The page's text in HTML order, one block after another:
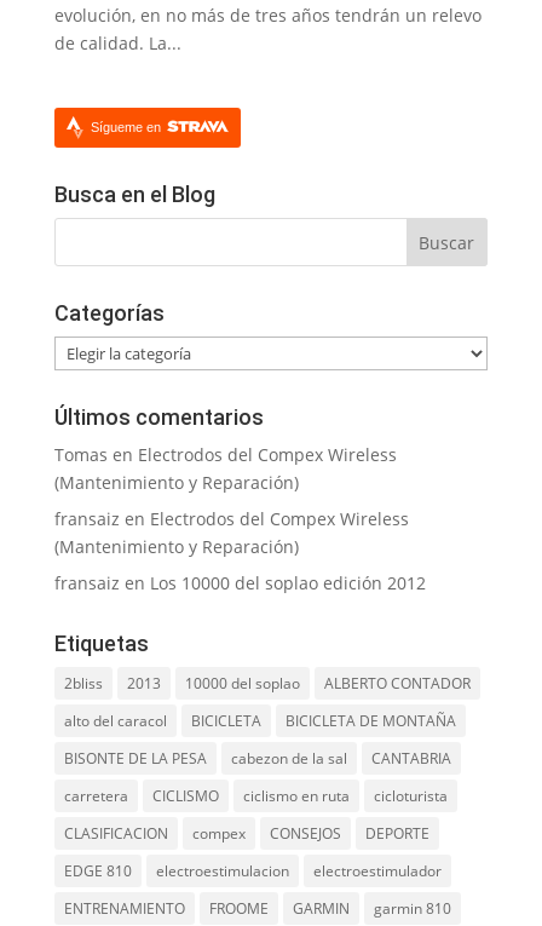
evolución, en no más de tres años tendrán un relevo
de calidad. La...
Sígueme en
Busca en el Blog
Categorías
Categorías
Últimos comentarios
Tomas en Electrodos del Compex Wireless
(Mantenimiento y Reparación)
fransaiz en Electrodos del Compex Wireless
(Mantenimiento y Reparación)
fransaiz en Los 10000 del soplao edición 2012
Etiquetas
2bliss 2013 10000 del soplao
ALBERTO CONTADOR
alto del caracol
BICICLETA
BICICLETA DE MONTAÑA
BISONTE DE LA PESA
cabezon de la sal
CANTABRIA
carretera
CICLISMO ciclismo en ruta
cicloturista
CLASIFICACION
compex CONSEJOS
DEPORTE
EDGE 810
electroestimulacion
electroestimulador
ENTRENAMIENTO
FROOME GARMIN garmin 810